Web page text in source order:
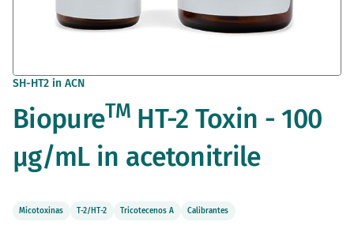
Saltar
comienzo
de
galería
de
SH-HT2 in ACN
BiopureTMHT-2 Toxin - 100
µg/mL in acetonitrile
Micotoxinas T-2/HT-2 Tricotecenos A Calibrantes